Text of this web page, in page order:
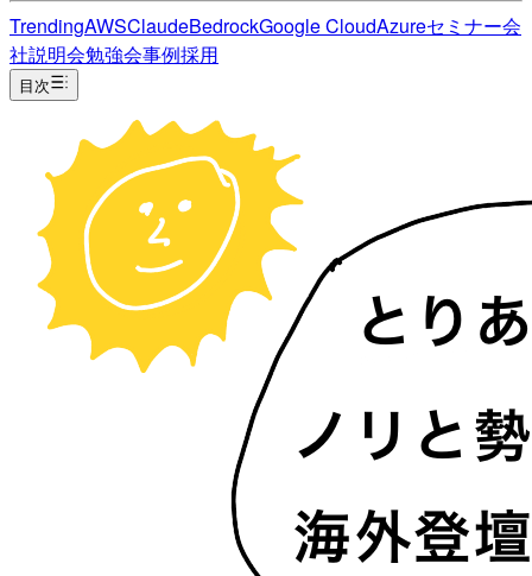
TrendingAWSClaudeBedrockGoogle CloudAzureセミナー会
社説明会勉強会事例採用
目次